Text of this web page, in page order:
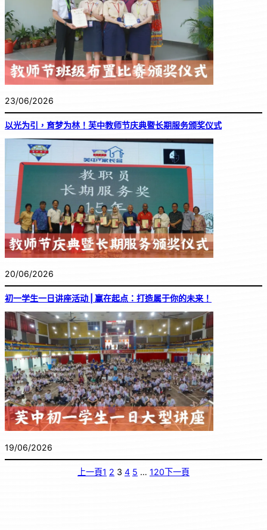
23/06/2026
以光为引，育梦为林！芙中教师节庆典暨长期服务颁奖仪式
20/06/2026
初一学生一日讲座活动 | 赢在起点：打造属于你的未来！
19/06/2026
上一頁1 2 3 4 5 … 120下一頁